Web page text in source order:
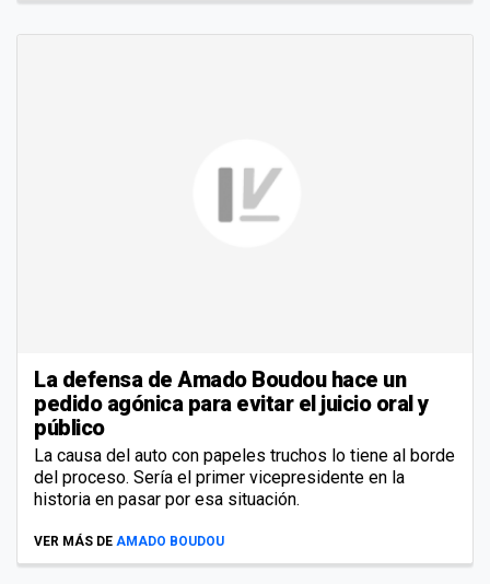
La defensa de Amado Boudou hace un
pedido agónica para evitar el juicio oral y
público
La causa del auto con papeles truchos lo tiene al borde
del proceso. Sería el primer vicepresidente en la
historia en pasar por esa situación.
VER MÁS DE AMADO BOUDOU